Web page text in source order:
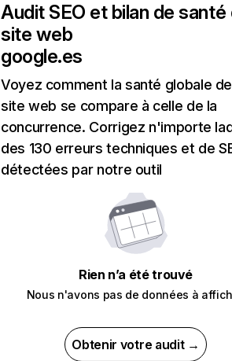
Audit SEO et bilan de santé
site web
google.es
Voyez comment la santé globale
site web se compare à celle de la
concurrence. Corrigez n'importe
des 130 erreurs techniques et de
détectées par notre outil
Rien n’a été trouvé
Nous n'avons pas de données à
Obtenir votre audit →